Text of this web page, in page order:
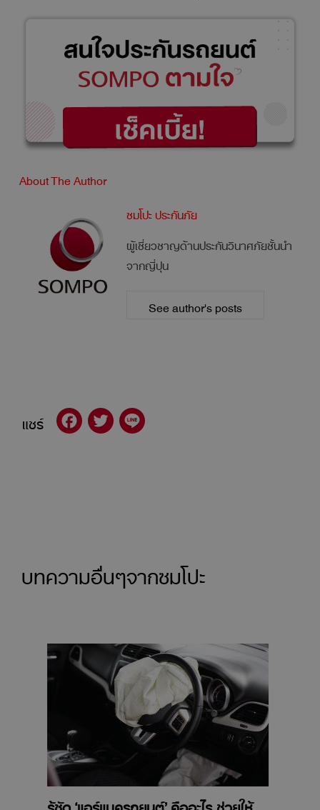
About The Author
ซมโปะ ประกันภัย
ผู้เชี่ยวชาญด้านประกันวินาศภัยชั้นนำ
จากญี่ปุน
See author's posts
Facebook
TwitterLine
แชร์
บทความอื่นๆจากซมโปะ
รู้ชัด ‘แอร์แบครถยนต์’ คืออะไร ช่วยให้